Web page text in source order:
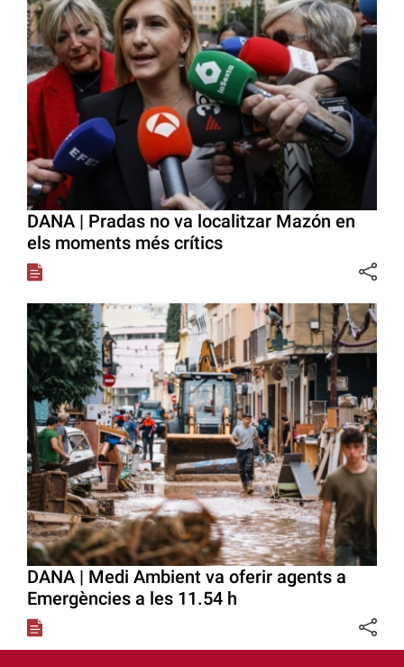
DANA | Pradas no va localitzar Mazón en
els moments més crítics
DANA | Medi Ambient va oferir agents a
Emergències a les 11.54 h